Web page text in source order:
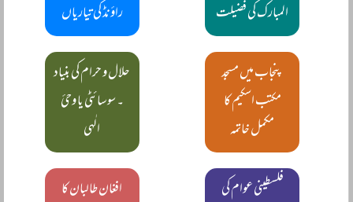
المبارک کی فضیلت
راؤنڈ کی تیاریاں
پنجاب میں مسجد
مکتب اسکیم کا
مکمل خاتمہ
حلال و حرام کی بنیاد
۔ سوسائٹی یا وحیٔ
الٰہی
فلسطینی عوام کی
افغان طالبان کا